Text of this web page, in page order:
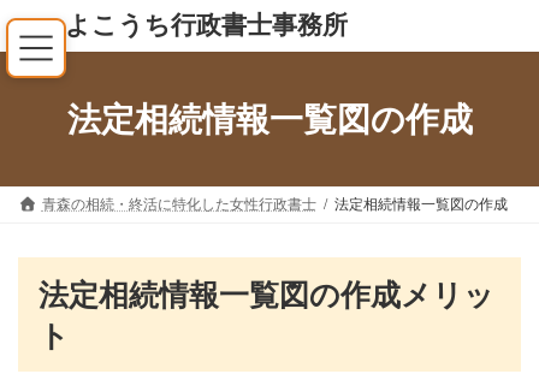
コ
テ
プ
ナ
ゲ
動
よこうち行政書士事務所
法定相続情報一覧図の作成
青森の相続・終活に特化した女性行政書士 法定相続情報一覧図の作成
法定相続情報一覧図の作成メリッ
ト